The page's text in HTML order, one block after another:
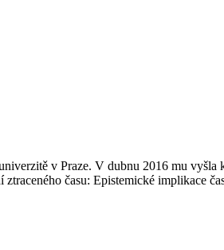
v Praze. V dubnu 2016 mu vyšla
času: Epistemické implikace